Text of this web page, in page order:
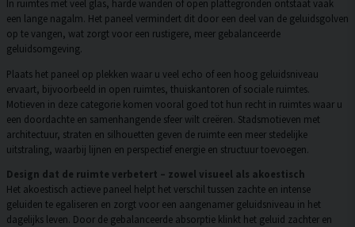
In ruimtes met veel glas, harde wanden of open plattegronden ontstaat vaak
een lange nagalm. Het paneel vermindert dit door een deel van de geluidsgolven
op te vangen, wat zorgt voor een rustigere, meer gebalanceerde
geluidsomgeving.
Plaats het paneel op plekken waar u veel echo of een hoog geluidsniveau
ervaart, bijvoorbeeld in open ruimtes, thuiskantoren of sociale ruimtes.
Motieven in deze categorie komen vooral goed tot hun recht in ruimtes waar u
een doordachte en samenhangende sfeer wilt creëren. Stadsmotieven met
architectuur, straten en silhouetten geven de ruimte een meer stedelijke
uitstraling, waarbij lijnen en perspectief energie en structuur toevoegen.
Design dat de ruimte verbetert – zowel visueel als akoestisch
Het akoestisch actieve paneel helpt het verschil tussen zachte en intense
geluiden te egaliseren en zorgt voor een aangenamer geluidsniveau in het
dagelijks leven. Door de gebalanceerde absorptie klinkt het geluid zachter en